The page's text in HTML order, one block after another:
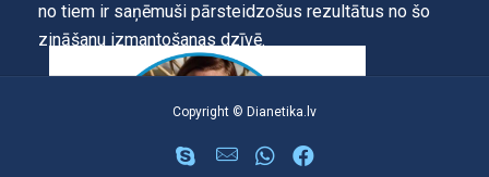
no tiem ir saņēmuši pārsteidzošus rezultātus no šo
zināšanu izmantošanas dzīvē.
Copyright © Dianetika.lv